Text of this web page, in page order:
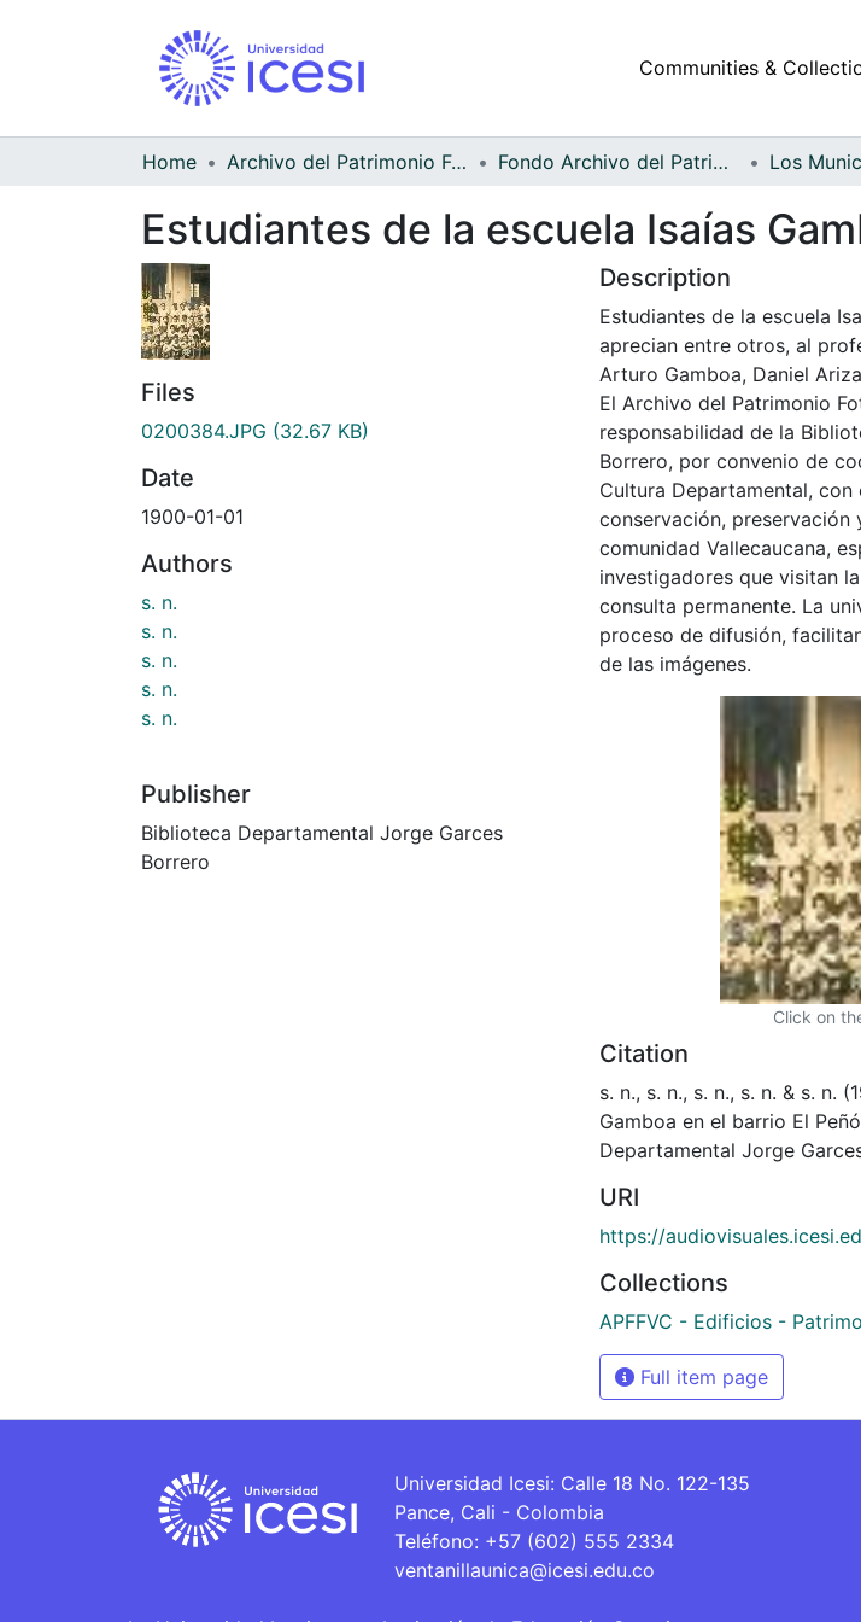
Communities &
Home Archivo del Patrimonio Fotográfico y Fílmico del Valle del Cauca Fondo Archivo del Patrimonio Fotográfico y Fílmico del Valle del Cauca Los
Estudiantes de la escuela Isaías
Files
0200384.JPG (32.67 KB)
Date
1900-01-01
Authors
s. n.
s. n.
s. n.
s. n.
s. n.
Publisher
Biblioteca Departamental Jorge Garces
Borrero
Description
Estudiantes de la escuela
aprecian entre otros, al
Arturo Gamboa, Daniel
El Archivo del Patrimonio
responsabilidad de la
Borrero, por convenio de
Cultura Departamental,
conservación,
comunidad Vallecaucana,
investigadores que visitan
consulta permanente. La
proceso de difusión,
de las imágenes.
Click on
Citation
s. n., s. n., s. n., s. n. & s. n.
Gamboa en el barrio El
Departamental Jorge
URI
https://
Collections
APFFVC - Edificios -
Full item page
Universidad Icesi: Calle 18 No. 122-135
Pance, Cali - Colombia
Teléfono: +57 (602) 555 2334
ventanillaunica@icesi.edu.co